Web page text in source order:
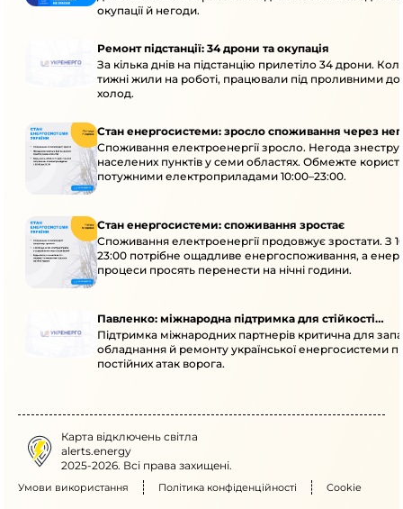
окупації й негоди.
Ремонт підстанції: 34 дрони та окупація
За кілька днів на підстанцію прилетіло 34 дрони.
тижні жили на роботі, працювали під проливними
холод.
Стан енергосистеми: зросло споживання через
Споживання електроенергії зросло. Негода
населених пунктів у семи областях. Обмежте
потужними електроприладами 10:00–23:00.
Стан енергосистеми: споживання зростає
Споживання електроенергії продовжує зростати. З
23:00 потрібне ощадливе енергоспоживання, а
процеси просять перенести на нічні години.
Павленко: міжнародна підтримка для стійкості
енергосистеми
Підтримка міжнародних партнерів критична для
обладнання й ремонту української енергосистеми
постійних атак ворога.
Карта відключень світла
alerts.energy
2025-2026. Всі права захищені.
Умови використання Політика конфіденційності Cookie